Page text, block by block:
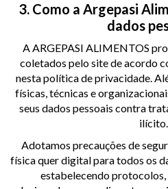
3. Como a Argepasi
dados
A ARGEPASI ALIMENTOS
coletados pelo site de acordo
nesta política de privacidade.
físicas, técnicas e
seus dados pessoais contra
ilícito.
Adotamos precauções de
física quer digital para todos os
estabelecendo